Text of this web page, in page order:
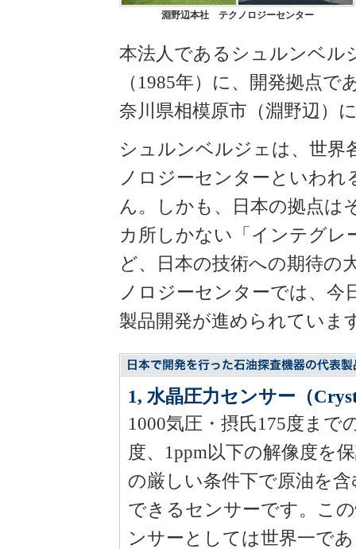
淵野辺本社 テクノロジーセンター
本法人であるシュルンベル
（1985年）に、開発拠点
奈川県相模原市（淵野辺）
シュルンベルジェは、世界
ノロジーセンターといわれ
ん。しかも、日本の拠点は
カ所しかない「インテグレ
ど、日本の技術への期待の
ノロジーセンターでは、今
製品開発が進められていま
1, 水晶圧力センサー（
1000気圧・摂氏175度まで
度、1ppm以下の解像度を
の厳しい条件下で原油を
できるセンサーです。こ
ンサーとしては世界一で